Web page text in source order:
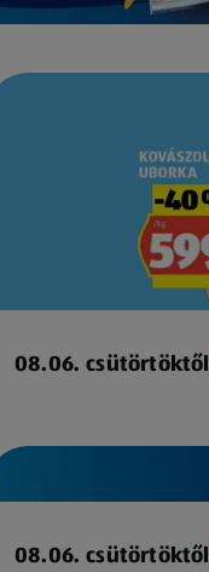
08.06. csütörtöktől
08.06. csütörtöktől